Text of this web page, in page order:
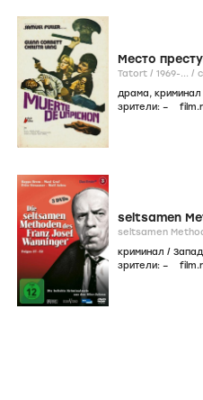
Место
Tatort / 1969-... /
драма, криминал
зрители: –
seltsamen
Wanninger
криминал /
зрители: –